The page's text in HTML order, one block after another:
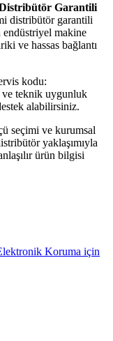
Distribütör Garantili
distribütör garantili
makine
ve hassas bağlantı
kodu:
teknik uygunluk
alabilirsiniz.
seçimi ve kurumsal
yaklaşımıyla
ürün bilgisi
Koruma için